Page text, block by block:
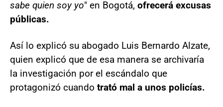
sabe quien soy yo" en Bogotá, ofrecerá excusas
públicas.
Así lo explicó su abogado Luis Bernardo Alzate,
quien explicó que de esa manera se archivaría
la investigación por el escándalo que
protagonizó cuando trató mal a unos policías.